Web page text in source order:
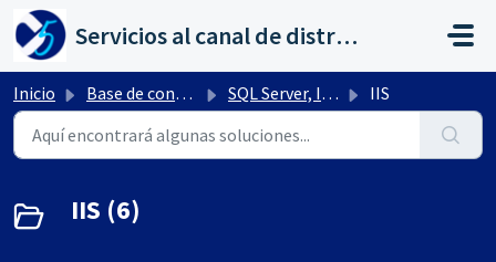
Saltar al contenido principal
Servicios al canal de distribución de AHORA
Inicio Base de conocimientos SQL Server, IIS, otros IIS
IIS (6)